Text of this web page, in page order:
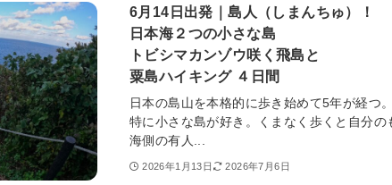
6月14日出発｜島人（しまんちゅ）！
日本海２つの小さな島
トビシマカンゾウ咲く飛島と
粟島ハイキング ４日間
日本の島山を本格的に歩き始めて5年が経つ
特に小さな島が好き。くまなく歩くと自分
海側の有人...
2026年1月13日 2026年7月6日